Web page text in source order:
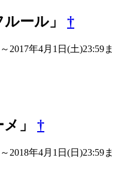
ール」 †
2017年4月1日(土)23:59ま
」 †
2018年4月1日(日)23:59ま